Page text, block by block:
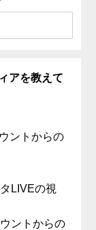
アを教えて
ントからの
LIVEの視
ントからの